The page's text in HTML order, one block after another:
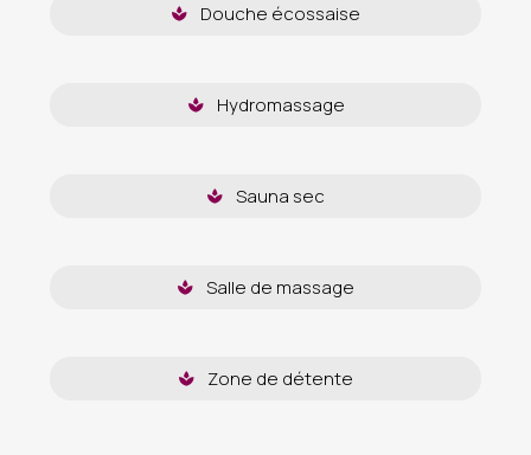
Douche écossaise
Hydromassage
Sauna sec
Salle de massage
Zone de détente